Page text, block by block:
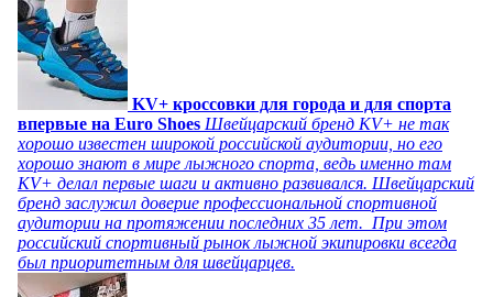
KV+ кроссовки для города и для спорта
впервые на Euro Shoes Швейцарский бренд KV+ не так
хорошо известен широкой российской аудитории, но его
хорошо знают в мире лыжного спорта, ведь именно там
KV+ делал первые шаги и активно развивался. Швейцарский
бренд заслужил доверие профессиональной спортивной
аудитории на протяжении последних 35 лет. При этом
российский спортивный рынок лыжной экипировки всегда
был приоритетным для швейцарцев.